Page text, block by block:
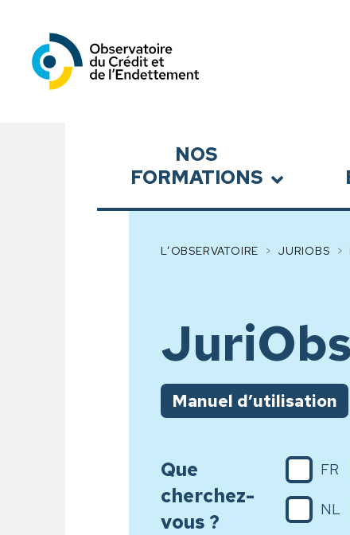
Observatoire du Crédit et
NOS
FORMATIONS
L’OBSERVATOIRE JURIOBS
JuriObs
Manuel d’utilisation
Que
cherchez-
vous ?
FR
NL